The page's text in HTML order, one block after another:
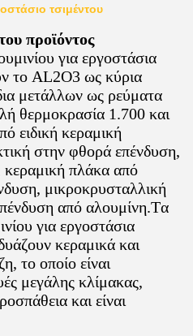
τσιμέντου
προϊόντος
για εργοστάσια
το AL2O3 ως κύρια
μετάλλων ως ρεύματα
θερμοκρασία 1.700 και
ειδική κεραμική
στην φθορά επένδυση,
πλάκα από
μικροκρυσταλλική
από αλουμίνη.Τα
για εργοστάσια
κεραμικά και
το οποίο είναι
μεγάλης κλίμακας,
και είναι